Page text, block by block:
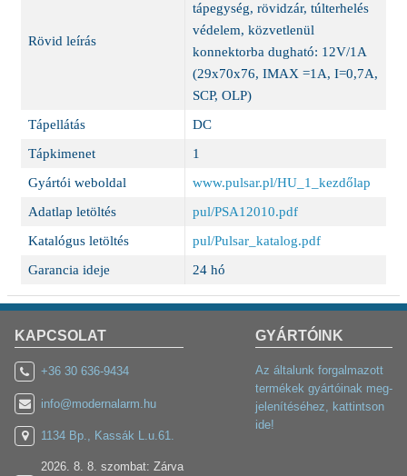
Rövid leírás
tápegység, rövidzár, túlterhelés
védelem, közvetlenül
konnektorba dugható: 12V/1A
(29x70x76, IMAX =1A, I=0,7A,
SCP, OLP)
Tápellátás
DC
Tápkimenet
1
Gyártói weboldal
www.pulsar.pl/HU_1_kezdőlap
Adatlap letöltés
pul/PSA12010.pdf
Katalógus letöltés
pul/Pulsar_katalog.pdf
Garancia ideje
24 hó
KAPCSOLAT
+36 30 636-9434
info@modernalarm.hu
1134 Bp., Kassák L.u.61.
2026. 8. 8. szombat: Zárva
GYÁRTÓINK
Az általunk forgalmazott
termékek gyártóinak meg-
jelenítéséhez, kattintson
ide!